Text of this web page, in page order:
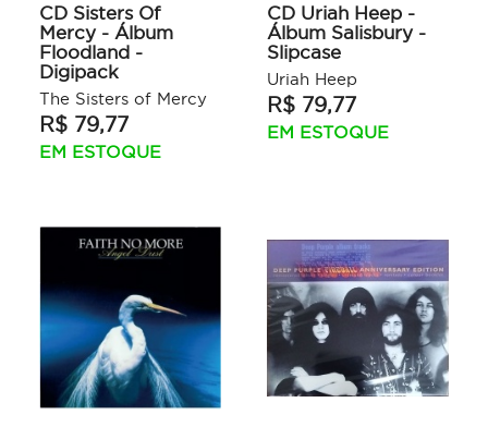
CD Sisters Of
Mercy - Álbum
Floodland -
Digipack
The Sisters of Mercy
R$ 79,77
EM ESTOQUE
CD Uriah Heep -
Álbum Salisbury -
Slipcase
Uriah Heep
R$ 79,77
EM ESTOQUE